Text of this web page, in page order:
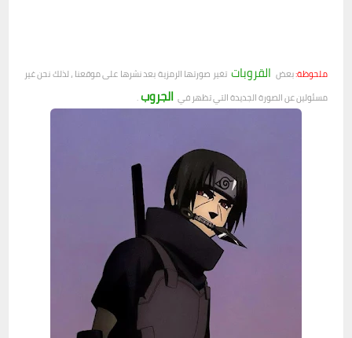
ملحوظة:بعض القروبات تغير صورتها الرمزية بعد نشرها على موقعنا ، لذلك نحن غير
مسئولين عن الصورة الجديدة التي تظهر في الجروب.